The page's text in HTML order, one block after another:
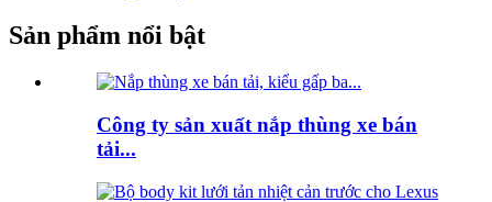
Sản phẩm nổi bật
Công ty sản xuất nắp thùng xe bán
tải...